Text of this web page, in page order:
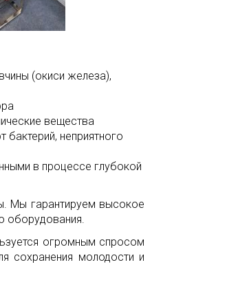
(окиси железа),
вещества
неприятного
в процессе глубокой
Мы гарантируем высокое
оборудования.
огромным спросом
сохранения молодости и